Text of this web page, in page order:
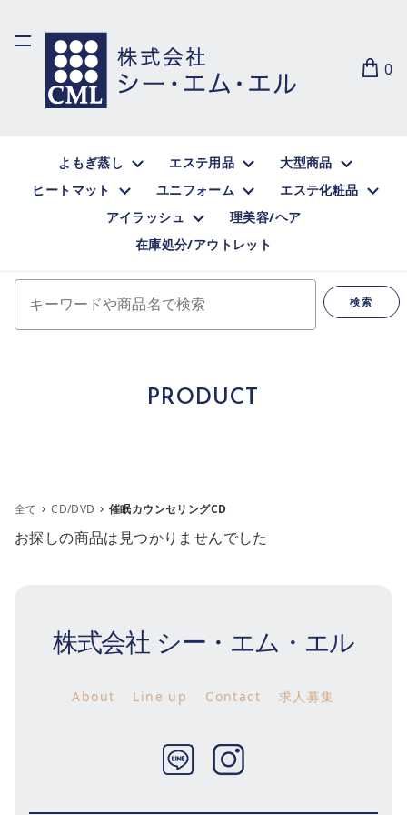
0
よもぎ蒸し エステ用品
大型商品
ヒートマット
ユニフォーム
エステ化粧品
アイラッシュ
理美容/ヘア
在庫処分/アウトレット
検索
PRODUCT
全て CD/DVD 催眠カウンセリングCD
お探しの商品は見つかりませんでした
株式会社 シー・エム・エル
About Line up Contact 求人募集